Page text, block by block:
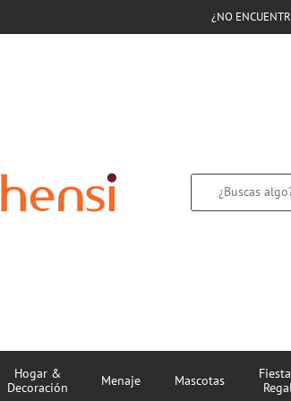
¿NO
Hogar &
Decoración
Menaje Mascotas